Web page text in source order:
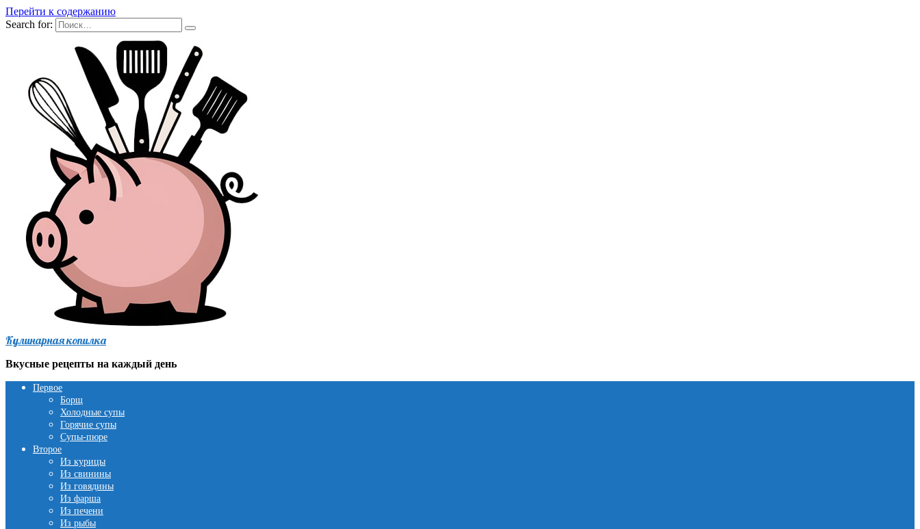
Перейти к содержанию
Search for:
Кулинарная копилка
Вкусные рецепты на каждый день
Первое
Борщ
Холодные супы
Горячие супы
Супы-пюре
Второе
Из курицы
Из свинины
Из говядины
Из фарша
Из печени
Из рыбы